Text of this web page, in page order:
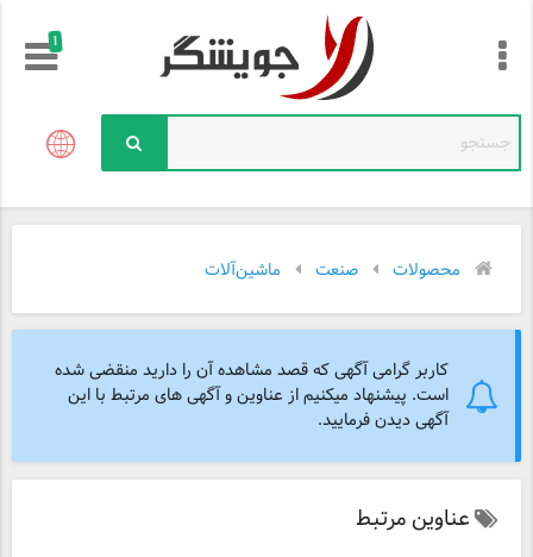
!
محصولات صنعت ماشین‌آلات
کاربر گرامی آگهی که قصد مشاهده آن را دارید منقضی شده
است. پیشنهاد میکنیم از عناوین و آگهی های مرتبط با این
آگهی دیدن فرمایید.
عناوین مرتبط